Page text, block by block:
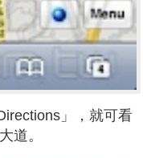
」，就可看
道。